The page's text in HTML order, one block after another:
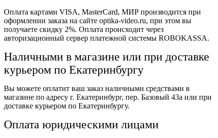
Оплата картами VISA, MasterCard, МИР производится при
оформлении заказа на сайте optika-video.ru, при этом вы
получаете скидку 2%. Оплата происходит через
авторизационный сервер платежной системы ROBOKASSA.
Наличными в магазине или при доставке
курьером по Екатеринбургу
Вы можете оплатит ваш заказ наличными средствами в
магазине по адресу г. Екатеринбург, пер. Базовый 43а или при
доставке курьером по Екатеринбургу.
Оплата юридическими лицами